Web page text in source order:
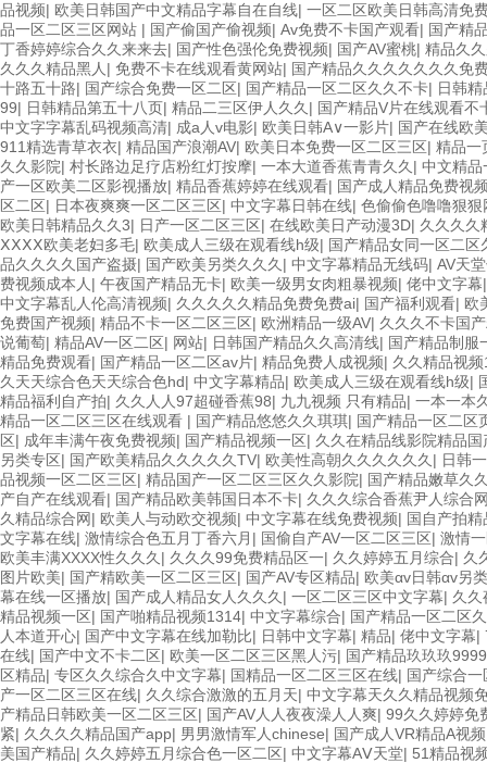
品视频| 欧美日韩国产中文精品字幕自在自线| 一区二区欧美日韩高清免
品一区二区三区网站 | 国产偷国产偷视频| Av免费不卡国产观看| 国产精
丁香婷婷综合久久来来去| 国产性色强伦免费视频| 国产AV蜜桃| 精品久
久久久精品黑人 | 免费不卡在线观看黄网站| 国产精品久久久久久久久免
十路五十路| 国产综合免费一区二区| 国产精品一区二区久久不卡| 日韩
99| 日韩精品第五十八页| 精品二三区伊人久久 | 国产精品V片在线观看不
中文字字幕乱码视频高清| 成a人v电影| 欧美日韩A∨一影片| 国产在线欧
911精选青草衣衣| 精品国产浪潮AV| 欧美日本免费一区二区三区| 精品一
久久影院| 村长路边足疗店粉红灯按摩| 一本大道香蕉青青久久 | 中文精品
产一区欧美二区影视播放| 精品香蕉婷婷在线观看| 国产成人精品免费视
区二区| 日本夜爽爽一区二区三区| 中文字幕日韩在线| 色偷偷色噜噜狠狠
欧美日韩精品久久3| 日产一区二区三区| 在线欧美日产动漫3D| 久久久久
ⅩⅩⅩⅩ欧美老妇多毛| 欧美成人三级在观看线h级| 国产精品女同一区二区
品久久久久国产盗摄| 国产欧美另类久久久 | 中文字幕精品无线码| AV天
费视频成本人 | 午夜国产精品无卡| 欧美一级男女肉粗暴视频| 佬中文字幕
中文字幕乱人伦高清视频| 久久久久久精品免费免费ai| 国产福利观看| 欧
免费国产视频| 精品不卡一区二区三区| 欧洲精品一级AV| 久久久不卡国
说葡萄| 精品AV一区二区| 网站| 日韩国产精品久久高清线| 国产精品制服
精品免费观看| 国产精品一区二区av片| 精品免费人成视频| 久久精品视
久天天综合色天天综合色hd| 中文字幕精品| 欧美成人三级在观看线h级|
精品福利自产拍| 久久人人97超碰香蕉98| 九九视频 只有精品| 一本一本
精品一区二区三区在线观看 | 国产精品悠悠久久琪琪| 国产精品一区二区
区| 成年丰满午夜免费视频| 国产精品视频一区| 久久在精品线影院精品
另类专区| 国产欧美精品久久久久久TV| 欧美性高朝久久久久久久 | 日韩
品视频一区二区三区| 精品国产一区二区三区久久影院| 国产精品嫩草久
产自产在线观看| 国产精品欧美韩国日本不卡| 久久久综合香蕉尹人综合
久精品综合网| 欧美人与动欧交视频| 中文字幕在线免费视频| 国自产拍精
文字幕在线| 激情综合色五月丁香六月 | 国偷自产AV一区二区三区| 激情
欧美丰满XXXX性久久久 | 久久久99免费精品区一| 久久婷婷五月综合| 久
图片欧美| 国产精欧美一区二区三区| 国产AV专区精品| 欧美αv日韩αv另
幕在线一区播放| 国产成人精品女人久久久 | 一区二区三区中文字幕| 久久
精品视频一区| 国产啪精品视频1314| 中文字幕综合| 国产精品一区二区
人本道开心| 国产中文字幕在线加勒比| 日韩中文字幕| 精品| 佬中文字幕|
在线| 国产中文不卡二区| 欧美一区二区三区黑人污| 国产精品玖玖玖9999
区精品| 专区久久综合久中文字幕| 国精品一区二区三区在线| 国产综合
产一区二区三区在线| 久久综合激激的五月天| 中文字幕天久久精品视频
产精品日韩欧美一区二区三区| 国产AV人人夜夜澡人人爽| 99久久婷婷免
紧| 久久久久精品国产app| 男男激情军人chinese| 国产成人VR精品A视频
美国产精品| 久久婷婷五月综合色一区二区| 中文字幕AⅤ天堂| 51精品视